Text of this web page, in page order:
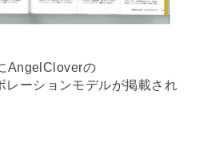
AngelCloverの
ーションモデルが掲載され